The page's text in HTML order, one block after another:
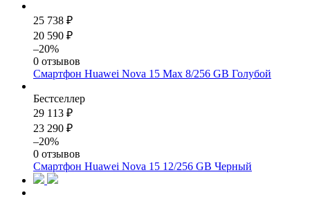
25 738 ₽
20 590 ₽
–20%
0 отзывов
Смартфон Huawei Nova 15 Max 8/256 GB Голубой
Бестселлер
29 113 ₽
23 290 ₽
–20%
0 отзывов
Смартфон Huawei Nova 15 12/256 GB Черный